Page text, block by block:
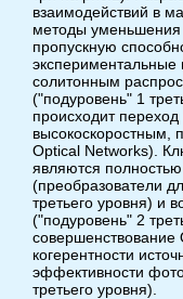
взаимодействий в
методы уменьшения
пропускную
солитонным
("подуровень" 1
происходит
высокоскоростным,
Optical Networks).
являются
(преобразователи
третьего уровня) и
("подуровень" 2
когерентности
эффективности
третьего уровня).